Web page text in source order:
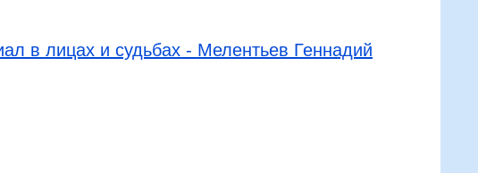
в лицах и судьбах - Мелентьев Геннадий